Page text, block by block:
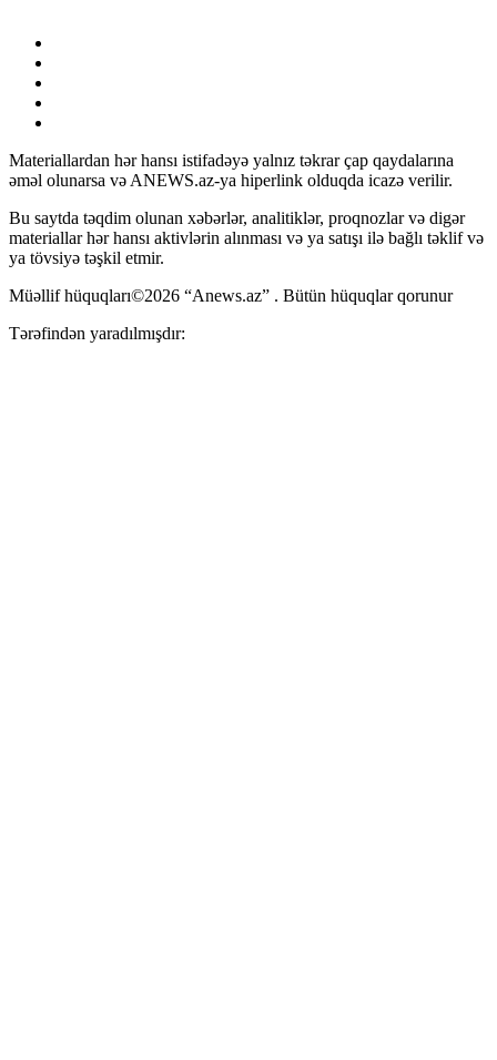
Materiallardan hər hansı istifadəyə yalnız təkrar çap qaydalarına
əməl olunarsa və ANEWS.az-ya hiperlink olduqda icazə verilir.
Bu saytda təqdim olunan xəbərlər, analitiklər, proqnozlar və digər
materiallar hər hansı aktivlərin alınması və ya satışı ilə bağlı təklif və
ya tövsiyə təşkil etmir.
Müəllif hüquqları©2026 “Anews.az” . Bütün hüquqlar qorunur
Tərəfindən yaradılmışdır: